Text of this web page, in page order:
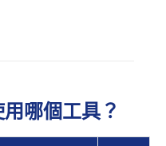
哪個工具？